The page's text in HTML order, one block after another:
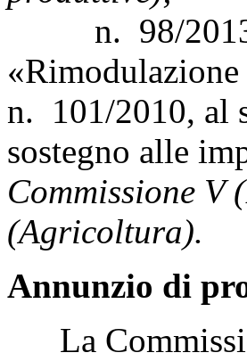
n. 98/2013
«Rimodulazione
n. 101/2010, al
sostegno alle
Commissione
(Agricoltura).
Annunzio di
La